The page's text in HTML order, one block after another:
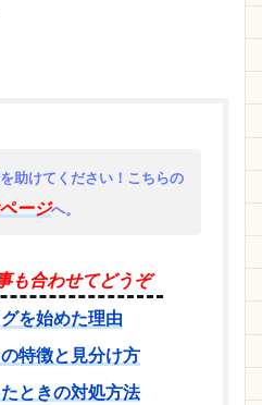
助けてください！ こちらの
ージへ。
も合わせてどうぞ
を始めた理由
特徴と見分け方
ときの対処方法